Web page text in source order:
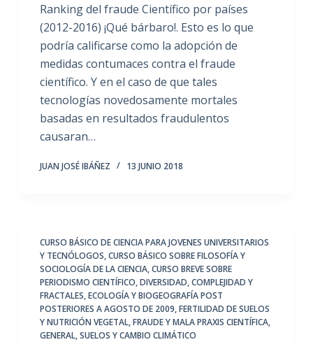
Ranking del fraude Científico por países
(2012-2016) ¡Qué bárbaro!. Esto es lo que
podría calificarse como la adopción de
medidas contumaces contra el fraude
científico. Y en el caso de que tales
tecnologías novedosamente mortales
basadas en resultados fraudulentos
causaran…
JUAN JOSÉ IBÁÑEZ 13 JUNIO 2018
CURSO BÁSICO DE CIENCIA PARA JOVENES UNIVERSITARIOS
Y TECNÓLOGOS,CURSO BÁSICO SOBRE FILOSOFÍA Y
SOCIOLOGÍA DE LA CIENCIA,CURSO BREVE SOBRE
PERIODISMO CIENTÍFICO,DIVERSIDAD, COMPLEJIDAD Y
FRACTALES,ECOLOGÍA Y BIOGEOGRAFÍA POST
POSTERIORES A AGOSTO DE 2009,FERTILIDAD DE SUELOS
Y NUTRICIÓN VEGETAL,FRAUDE Y MALA PRAXIS CIENTÍFICA,
GENERAL,SUELOS Y CAMBIO CLIMÁTICO